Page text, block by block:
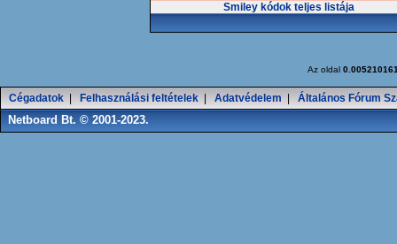
Smiley kódok teljes listája
Az oldal
Cégadatok Felhasználási feltételek Adatvédelem Általános Fórum
Netboard Bt. © 2001-2023.